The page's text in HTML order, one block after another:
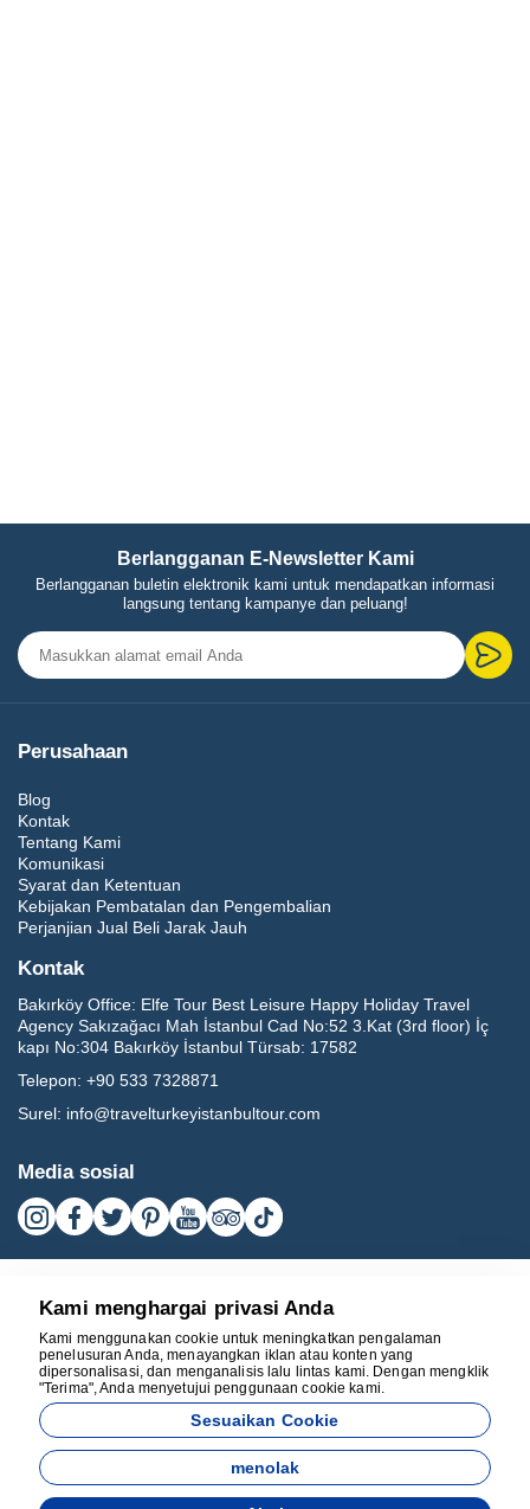
Berlangganan E-Newsletter Kami
Berlangganan buletin elektronik kami untuk mendapatkan informasi
langsung tentang kampanye dan peluang!
Perusahaan
Blog
Kontak
Tentang Kami
Komunikasi
Syarat dan Ketentuan
Kebijakan Pembatalan dan Pengembalian
Perjanjian Jual Beli Jarak Jauh
Kontak
Bakırköy Office: Elfe Tour Best Leisure Happy Holiday Travel
Agency Sakızağacı Mah İstanbul Cad No:52 3.Kat (3rd floor) İç
kapı No:304 Bakırköy İstanbul Türsab: 17582
Telepon: +90 533 7328871
Surel: info@travelturkeyistanbultour.com
Media sosial
17582
Dikembangkan oleh
Kami menghargai privasi Anda
Kami menggunakan cookie untuk meningkatkan pengalaman
penelusuran Anda, menayangkan iklan atau konten yang
dipersonalisasi, dan menganalisis lalu lintas kami. Dengan mengklik
"Terima", Anda menyetujui penggunaan cookie kami.
Sesuaikan Cookie
menolak